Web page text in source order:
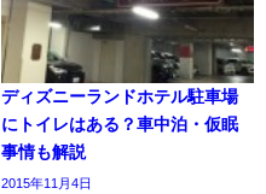
ディズニーランドホテル駐車場
にトイレはある？車中泊・仮眠
事情も解説
2015年11月4日